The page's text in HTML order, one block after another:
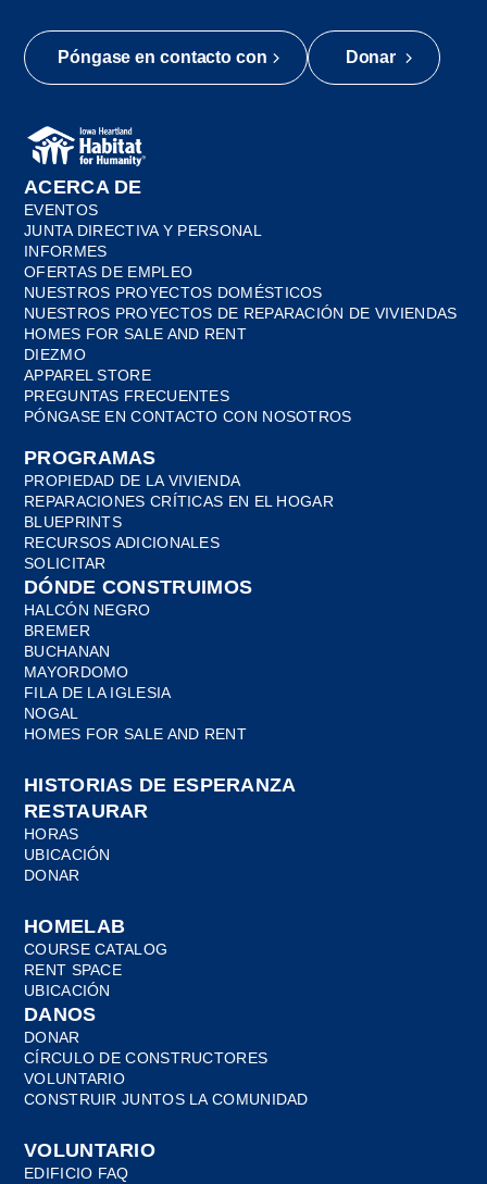
Póngase en contacto con Donar
ACERCA DE
EVENTOS
JUNTA DIRECTIVA Y PERSONAL
INFORMES
OFERTAS DE EMPLEO
NUESTROS PROYECTOS DOMÉSTICOS
NUESTROS PROYECTOS DE REPARACIÓN DE VIVIENDAS
HOMES FOR SALE AND RENT
DIEZMO
APPAREL STORE
PREGUNTAS FRECUENTES
PÓNGASE EN CONTACTO CON NOSOTROS
PROGRAMAS
PROPIEDAD DE LA VIVIENDA
REPARACIONES CRÍTICAS EN EL HOGAR
BLUEPRINTS
RECURSOS ADICIONALES
SOLICITAR
DÓNDE CONSTRUIMOS
HALCÓN NEGRO
BREMER
BUCHANAN
MAYORDOMO
FILA DE LA IGLESIA
NOGAL
HOMES FOR SALE AND RENT
HISTORIAS DE ESPERANZA
RESTAURAR
HORAS
UBICACIÓN
DONAR
HOMELAB
COURSE CATALOG
RENT SPACE
UBICACIÓN
DANOS
DONAR
CÍRCULO DE CONSTRUCTORES
VOLUNTARIO
CONSTRUIR JUNTOS LA COMUNIDAD
VOLUNTARIO
EDIFICIO FAQ